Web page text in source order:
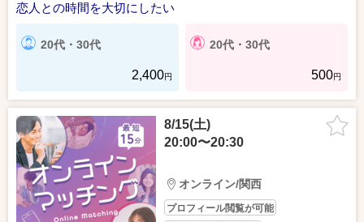
恋人との時間を大切にしたい
20代・30代
2,400円
20代・30代
500円
8/15(土)
20:00〜20:30
オンライン/関西
プロフィール閲覧が可能